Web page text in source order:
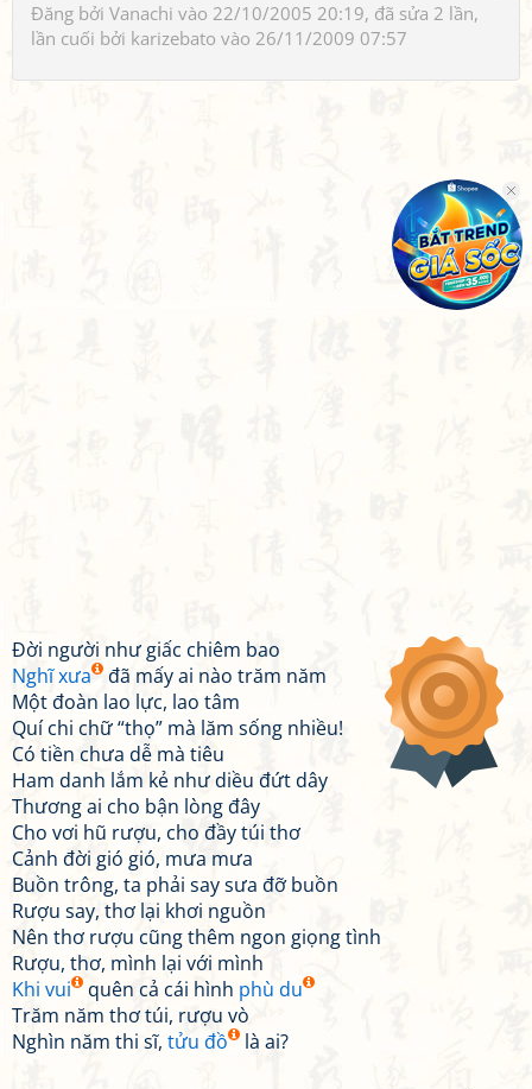
Đăng bởi Vanachi vào 22/10/2005 20:19, đã sửa 2 lần,
lần cuối bởi karizebato vào 26/11/2009 07:57
Đời người như giấc chiêm bao
Nghĩ xưa
đã mấy ai nào trăm năm
Một đoàn lao lực, lao tâm
Quí chi chữ “thọ” mà lăm sống nhiều!
Có tiền chưa dễ mà tiêu
Ham danh lắm kẻ như diều đứt dây
Thương ai cho bận lòng đây
Cho vơi hũ rượu, cho đầy túi thơ
Cảnh đời gió gió, mưa mưa
Buồn trông, ta phải say sưa đỡ buồn
Rượu say, thơ lại khơi nguồn
Nên thơ rượu cũng thêm ngon giọng tình
Rượu, thơ, mình lại với mình
Khi vui
quên cả cái hình phù du
Trăm năm thơ túi, rượu vò
Nghìn năm thi sĩ, tửu đồ là ai?